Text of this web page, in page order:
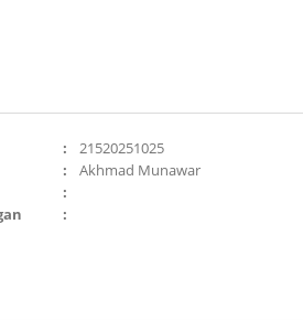
:
21520251025
:
Akhmad Munawar
:
: